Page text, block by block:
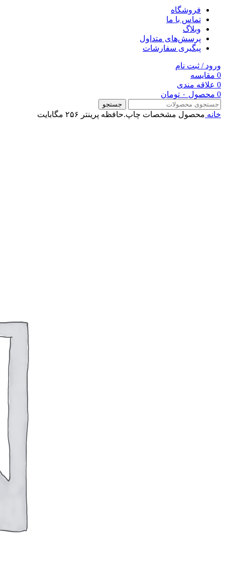
فروشگاه
تماس با ما
وبلاگ
پرسش‌های متداول
پیگیری سفارشات
ورود / ثبت نام
0 مقایسه
0 علاقه مندی
0 محصول ۰ تومان
جستجو
خانه محصول مشخصات چاپ.حافظه پرینتر ۲۵۶ مگابایت